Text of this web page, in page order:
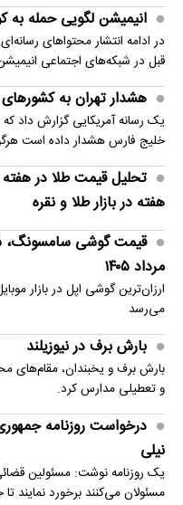
انیمیشن لگویی حمله به
در ادامه انتشار محتواهای
قبل در شبکه‌های اجتماعی
هشدار تهران به
یک رسانه آمریکایی گزارش داد
خلیج فارس هشدار داده است
هفته در بازار طلا و نقره
مرداد ۱۴۰۵
می‌رسد
بارش برف در نیوزیلند
بارش برف و یخبندان، مقام‌های
و تعطیلی مدارس کرد.
درخواست روزنامه
نیلی
یک روزنامه نوشت: مسئولین قضائی
مسئولان می‌کنند برخورد نمایند تا